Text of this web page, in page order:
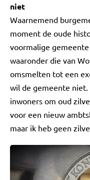
niet
Waarnemend
moment de oude
voormalige
waaronder die van
omsmelten tot een
wil de gemeente niet.
inwoners om oud
voor een nieuw
maar ik heb geen